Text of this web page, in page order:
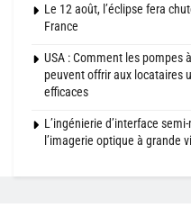
Le 12 août, l’éclipse fera
France
USA : Comment les pompes
peuvent offrir aux locataires
efficaces
L’ingénierie d’interface
l’imagerie optique à grande